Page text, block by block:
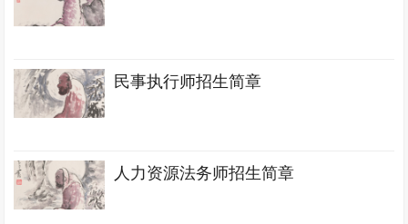
民事执行师招生简章
人力资源法务师招生简章